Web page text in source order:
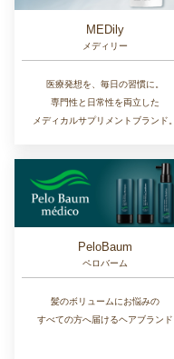
MEDily
メディリー
医療発想を、毎日の習慣に。
専門性と日常性を両立した
メディカルサプリメントブランド。
PeloBaum
ペロバーム
髪のボリュームにお悩みの
すべての方へ届けるヘアブランド